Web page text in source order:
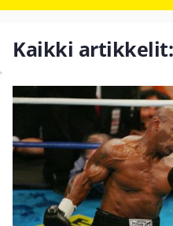
Kaikki artikkelit: